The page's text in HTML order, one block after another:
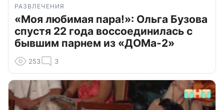
РАЗВЛЕЧЕНИЯ
«Моя любимая пара!»: Ольга Бузова
спустя 22 года воссоединилась с
бывшим парнем из «ДОМа-2»
253 3